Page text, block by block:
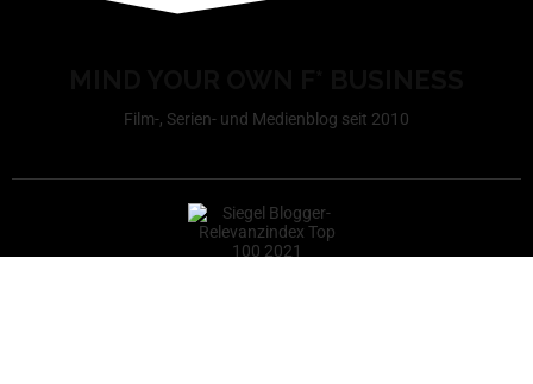
Film-, Serien- und Medienblog seit 2010